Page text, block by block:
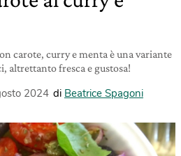
carote, curry e menta è una variante
altrettanto fresca e gustosa!
2024 di Beatrice Spagoni